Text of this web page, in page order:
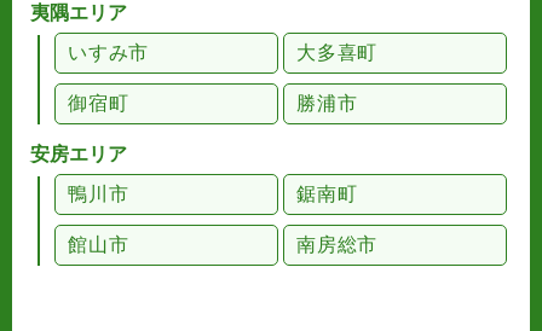
夷隅エリア
いすみ市
大多喜町
御宿町 勝浦市
安房エリア
鴨川市
鋸南町
館山市 南房総市